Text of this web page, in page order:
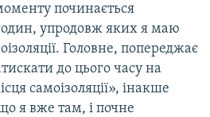
починається
упродовж яких я маю
Головне, попереджає
до цього часу на
самоізоляції», інакше
я вже там, і почне